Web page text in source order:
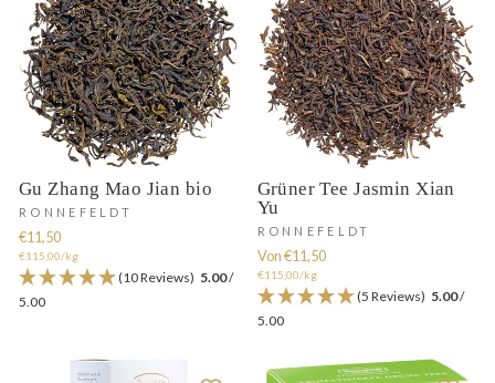
Gu Zhang Mao Jian bio
RONNEFELDT
€11,50
€115,00/kg
(10 Reviews) 5.00/
5.00
Grüner Tee Jasmin Xian
Yu
RONNEFELDT
Von €11,50
€115,00/kg
(5 Reviews) 5.00/
5.00